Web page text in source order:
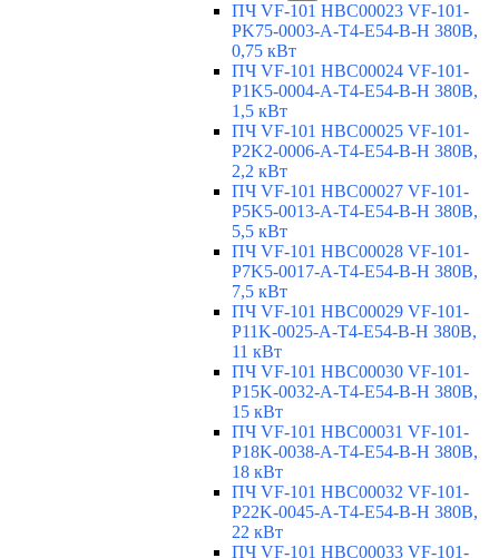
ПЧ VF-101 HBC00023 VF-101-
PK75-0003-A-T4-E54-B-H 380В,
0,75 кВт
ПЧ VF-101 HBC00024 VF-101-
P1K5-0004-A-T4-E54-B-H 380В,
1,5 кВт
ПЧ VF-101 HBC00025 VF-101-
P2K2-0006-A-T4-E54-B-H 380В,
2,2 кВт
ПЧ VF-101 HBC00027 VF-101-
P5K5-0013-A-T4-E54-B-H 380В,
5,5 кВт
ПЧ VF-101 HBC00028 VF-101-
P7K5-0017-A-T4-E54-B-H 380В,
7,5 кВт
ПЧ VF-101 HBC00029 VF-101-
P11K-0025-A-T4-E54-B-H 380В,
11 кВт
ПЧ VF-101 HBC00030 VF-101-
P15K-0032-A-T4-E54-B-H 380В,
15 кВт
ПЧ VF-101 HBC00031 VF-101-
P18K-0038-A-T4-E54-B-H 380В,
18 кВт
ПЧ VF-101 HBC00032 VF-101-
P22K-0045-A-T4-E54-B-H 380В,
22 кВт
ПЧ VF-101 HBC00033 VF-101-